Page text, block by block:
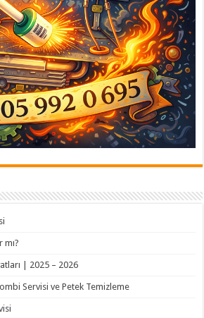
mı?
| 2025 – 2026
Servisi ve Petek Temizleme